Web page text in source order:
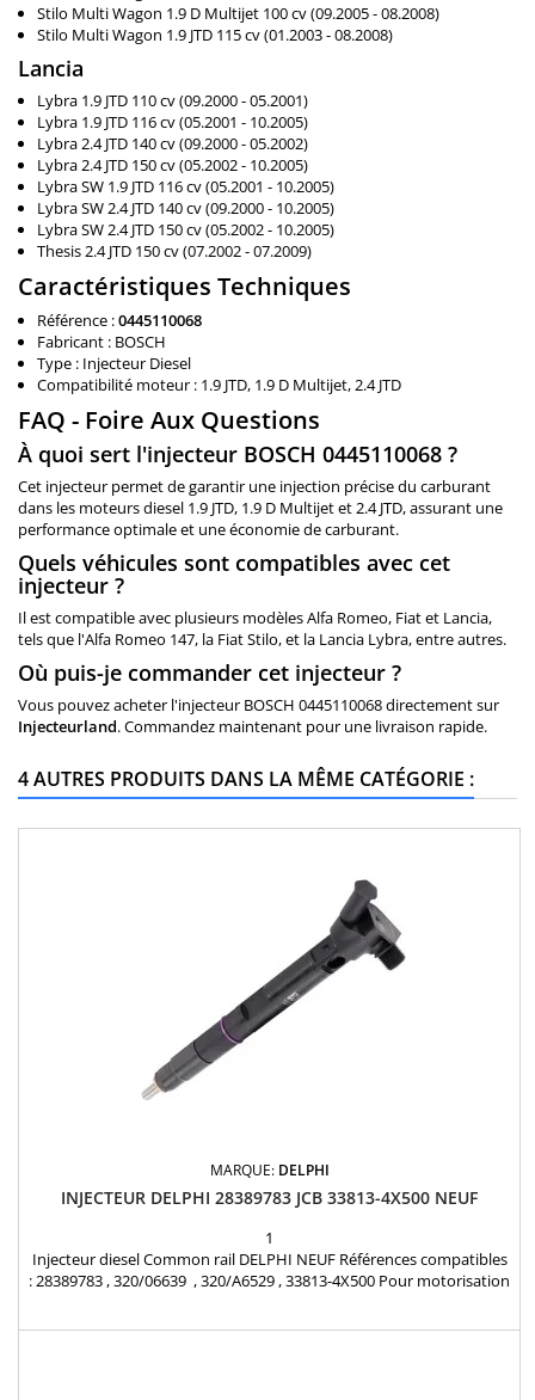
Stilo Multi Wagon 1.9 D Multijet 100 cv (09.2005 - 08.2008)
Stilo Multi Wagon 1.9 JTD 115 cv (01.2003 - 08.2008)
Lancia
Lybra 1.9 JTD 110 cv (09.2000 - 05.2001)
Lybra 1.9 JTD 116 cv (05.2001 - 10.2005)
Lybra 2.4 JTD 140 cv (09.2000 - 05.2002)
Lybra 2.4 JTD 150 cv (05.2002 - 10.2005)
Lybra SW 1.9 JTD 116 cv (05.2001 - 10.2005)
Lybra SW 2.4 JTD 140 cv (09.2000 - 10.2005)
Lybra SW 2.4 JTD 150 cv (05.2002 - 10.2005)
Thesis 2.4 JTD 150 cv (07.2002 - 07.2009)
Caractéristiques Techniques
Référence :0445110068
Fabricant : BOSCH
Type : Injecteur Diesel
Compatibilité moteur : 1.9 JTD, 1.9 D Multijet, 2.4 JTD
FAQ - Foire Aux Questions
À quoi sert l'injecteur BOSCH 0445110068 ?
Cet injecteur permet de garantir une injection précise du carburant
dans les moteurs diesel 1.9 JTD, 1.9 D Multijet et 2.4 JTD, assurant une
performance optimale et une économie de carburant.
Quels véhicules sont compatibles avec cet
injecteur ?
Il est compatible avec plusieurs modèles Alfa Romeo, Fiat et Lancia,
tels que l'Alfa Romeo 147, la Fiat Stilo, et la Lancia Lybra, entre autres.
Où puis-je commander cet injecteur ?
Vous pouvez acheter l'injecteur BOSCH 0445110068 directement sur
Injecteurland. Commandez maintenant pour une livraison rapide.
4 AUTRES PRODUITS DANS LA MÊME CATÉGORIE :
MARQUE: DELPHI
INJECTEUR DELPHI 28389783 JCB 33813-4X500 NEUF
1
Injecteur diesel Common rail DELPHI NEUF Références compatibles
: 28389783 , 320/06639 , 320/A6529 , 33813-4X500 Pour motorisation